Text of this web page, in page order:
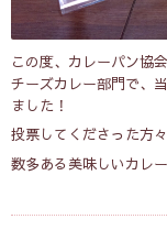
この度、カレーパン協
チーズカレー部門で、
ました！
投票してくださった方
数多ある美味しいカレ